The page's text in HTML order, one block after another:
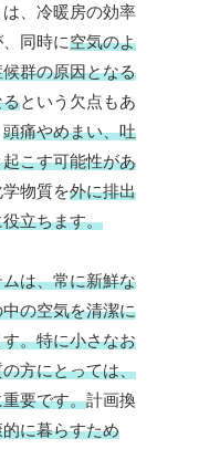
、冷暖房の効率
同時に空気のよ
群の原因となる
るという欠点もあ
頭痛やめまい、吐
こす可能性があ
物質を外に排出
立ちます。
は、常に新鮮な
の空気を清潔に
。特に小さなお
方にとっては、
要です。計画換
に暮らすため